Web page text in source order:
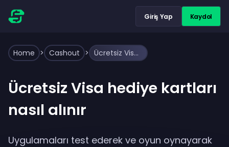
Giriş Yap Kaydol
Home > Cashout > Ücretsiz Visa hediye kartları nasıl alınır
Ücretsiz Visa hediye kartları
nasıl alınır
Uygulamaları test ederek ve oyun oynayarak